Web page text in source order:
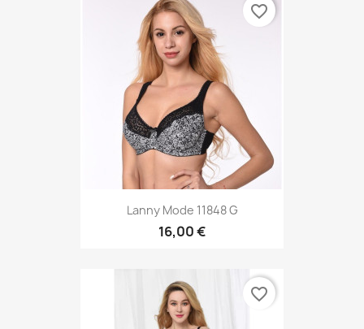
Lanny Mode 11848 G
16,00 €
favorite_border
favorite_border